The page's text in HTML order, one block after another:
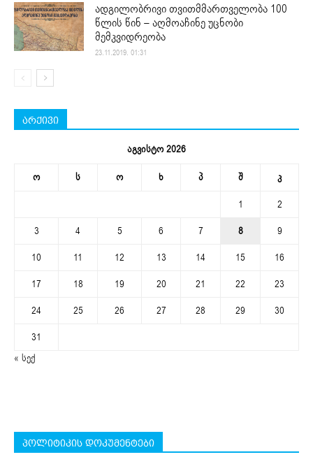
ადგილობრივი თვითმმართველობა 100
წლის წინ – აღმოაჩინე უცნობი
მემკვიდრეობა
23.11.2019. 01:31
არქივი
აგვისტო 2026
ო ს ო ხ პ შ კ
1
2
3
4 5 6 7 8
9
10
11 12 13 14 15
16
17
18 19 20 21 22
23
24
25 26 27 28 29
30
31
« სექ
პოლიტიკის დოკუმენტები